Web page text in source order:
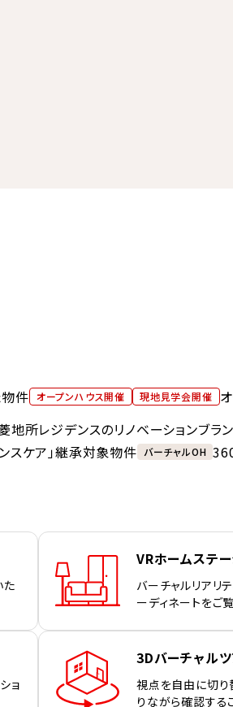
件 オープンハウス開催 現地見学会開催
地所レジデンスのリノベーションブラ
スケア」継承対象物件 バーチャルOH
た
VRホームステ
バーチャルリアリ
ーディネートをご
ョ
3Dバーチャル
視点を自由に切り
りながら確認する